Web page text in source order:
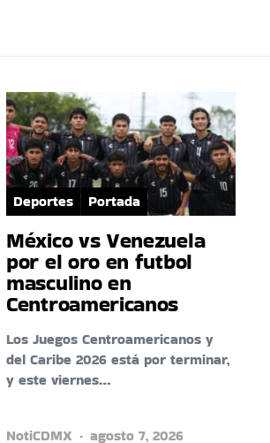
Deportes Portada
México vs Venezuela
por el oro en futbol
masculino en
Centroamericanos
Los Juegos Centroamericanos y
del Caribe 2026 está por terminar,
y este viernes…
NotiCDMX agosto 7, 2026